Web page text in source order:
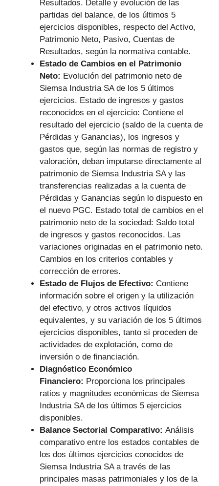
Resultados. Detalle y evolución de las
partidas del balance, de los últimos 5
ejercicios disponibles, respecto del Activo,
Patrimonio Neto, Pasivo, Cuentas de
Resultados, según la normativa contable.
Estado de Cambios en el Patrimonio
Neto: Evolución del patrimonio neto de
Siemsa Industria SA de los 5 últimos
ejercicios. Estado de ingresos y gastos
reconocidos en el ejercicio: Contiene el
resultado del ejercicio (saldo de la cuenta de
Pérdidas y Ganancias), los ingresos y
gastos que, según las normas de registro y
valoración, deban imputarse directamente al
patrimonio de Siemsa Industria SA y las
transferencias realizadas a la cuenta de
Pérdidas y Ganancias según lo dispuesto en
el nuevo PGC. Estado total de cambios en el
patrimonio neto de la sociedad: Saldo total
de ingresos y gastos reconocidos. Las
variaciones originadas en el patrimonio neto.
Cambios en los criterios contables y
corrección de errores.
Estado de Flujos de Efectivo: Contiene
información sobre el origen y la utilización
del efectivo, y otros activos líquidos
equivalentes, y su variación de los 5 últimos
ejercicios disponibles, tanto si proceden de
actividades de explotación, como de
inversión o de financiación.
Diagnóstico Económico
Financiero: Proporciona los principales
ratios y magnitudes económicas de Siemsa
Industria SA de los últimos 5 ejercicios
disponibles.
Balance Sectorial Comparativo: Análisis
comparativo entre los estados contables de
los dos últimos ejercicios conocidos de
Siemsa Industria SA a través de las
principales masas patrimoniales y los de la